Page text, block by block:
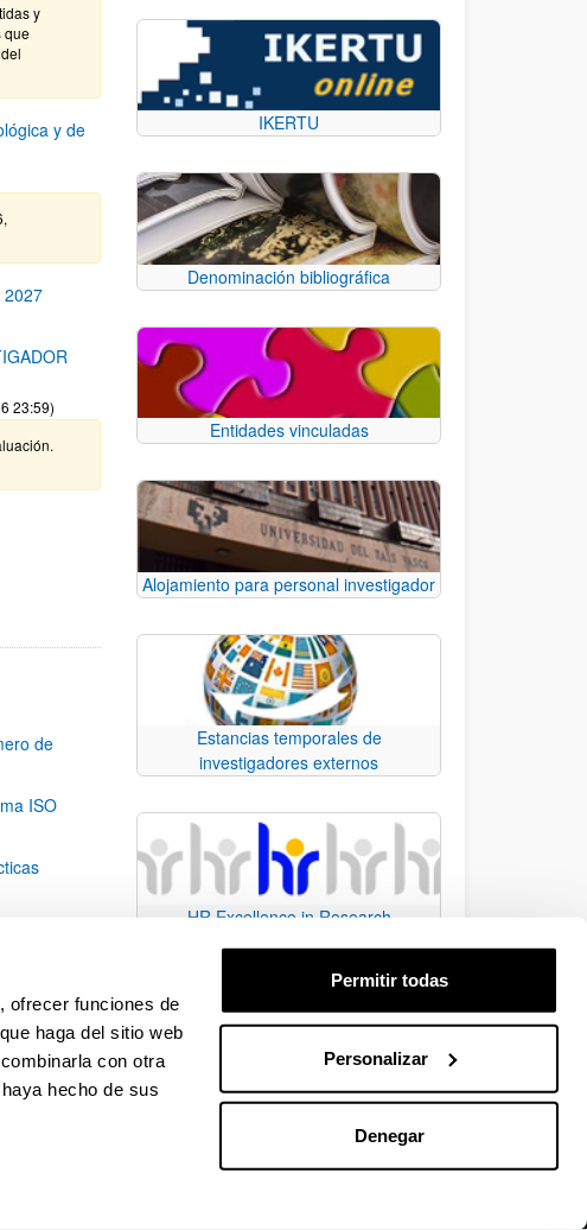
ofrecer funciones de
haga del sitio web
con otra
hecho de sus
Permitir todas
Personalizar
Denegar
y
que
y de
2027
23:59)
TAB para desplazarse.
de
ISO
Use TAB para desplazarse.
IKERTU
Denominación bibliográfica
Entidades vinculadas
Alojamiento para personal investigador
Estancias temporales de
investigadores externos
HR Excellence in Research